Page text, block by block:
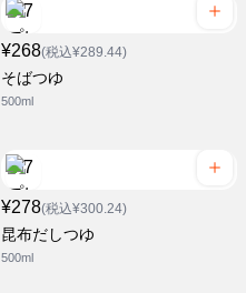
¥268(税込¥289.44)
そばつゆ
500ml
¥278(税込¥300.24)
昆布だしつゆ
500ml